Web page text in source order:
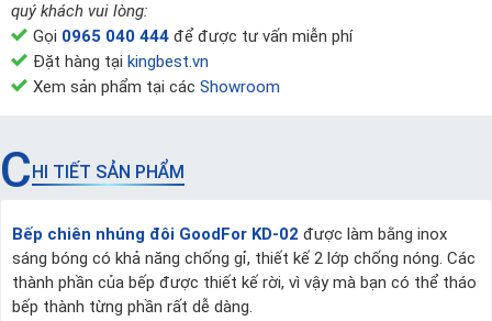
quý khách vui lòng:
Gọi 0965 040 444 để được tư vấn miễn phí
Đặt hàng tại kingbest.vn
Xem sản phẩm tại các Showroom
CHI TIẾT SẢN PHẨM
Bếp chiên nhúng đôi GoodFor KD-02 được làm bằng inox
sáng bóng có khả năng chống gỉ, thiết kế 2 lớp chống nóng. Các
thành phần của bếp được thiết kế rời, vì vậy mà bạn có thể tháo
bếp thành từng phần rất dễ dàng.